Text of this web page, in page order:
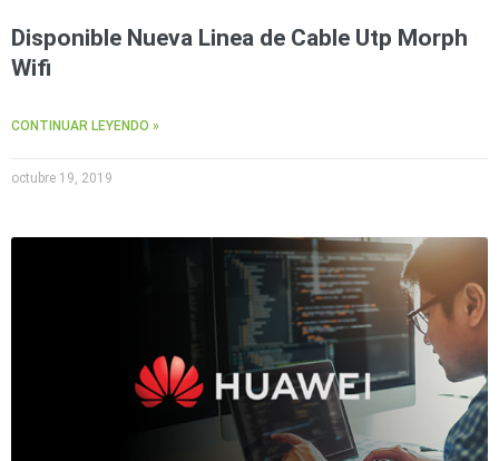
Cams
Videoporteros
AccesoriosIntercomunicadores
IP
Disponible Nueva Linea de Cable Utp Morph
Wifi
CONTINUAR LEYENDO »
octubre 19, 2019